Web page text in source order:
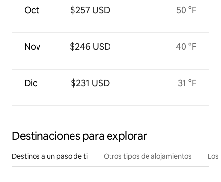
Oct
Nov
Dic
$257 USD
$246 USD
$231 USD
50 °F
40 °F
31 °F
Destinaciones para explorar
Destinos a un paso de ti Otros tipos de alojamientos